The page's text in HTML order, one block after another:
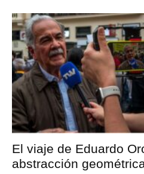
El viaje de Eduardo
abstracción